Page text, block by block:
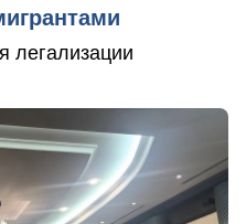
легализации